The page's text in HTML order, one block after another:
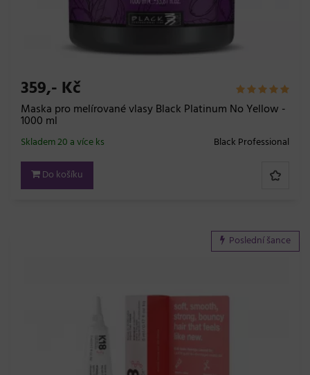
359,- Kč
Maska pro melírované vlasy Black Platinum No Yellow -
1000 ml
Black Professional
Skladem 20 a více ks
Do košíku
Poslední šance